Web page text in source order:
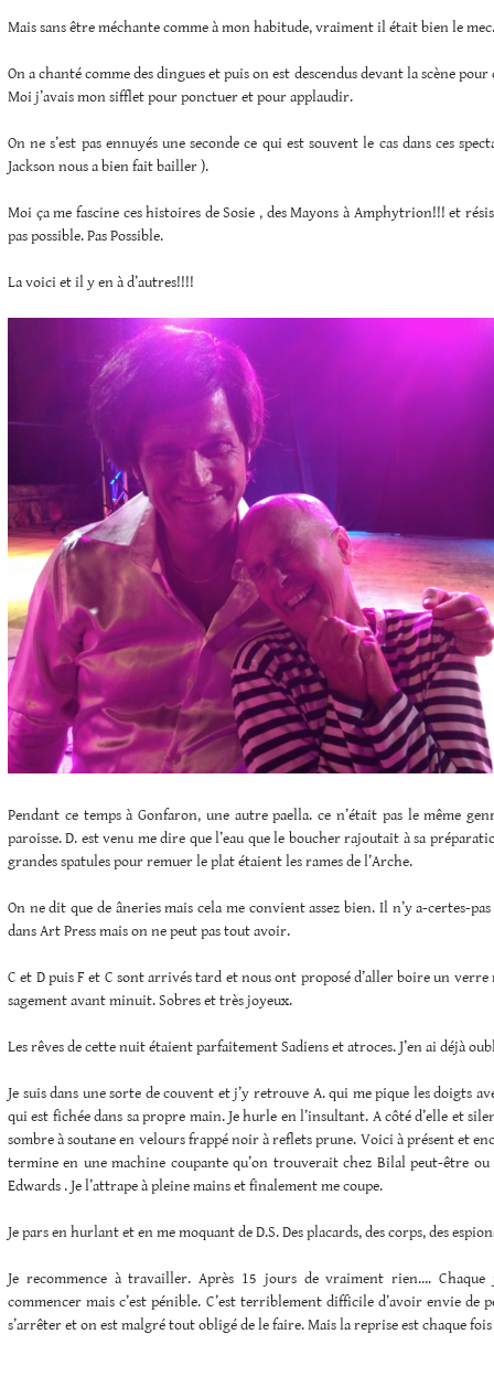
Mais sans être méchante comme à mon habitude, vraiment il était bien le mec.
On a chanté comme des dingues et puis on est descendus devant la scène
Moi j’avais mon sifflet pour ponctuer et pour applaudir.
On ne s’est pas ennuyés une seconde ce qui est souvent le cas dans ces
Jackson nous a bien fait bailler ).
Moi ça me fascine ces histoires de Sosie , des Mayons à Amphytrion!!! et
pas possible. Pas Possible.
La voici et il y en à d’autres!!!!
Pendant ce temps à Gonfaron, une autre paella. ce n’était pas le même
paroisse. D. est venu me dire que l’eau que le boucher rajoutait à sa
grandes spatules pour remuer le plat étaient les rames de l’Arche.
On ne dit que de âneries mais cela me convient assez bien. Il n’y a-certes-
dans Art Press mais on ne peut pas tout avoir.
C et D puis F et C sont arrivés tard et nous ont proposé d’aller boire un
sagement avant minuit. Sobres et très joyeux.
Les rêves de cette nuit étaient parfaitement Sadiens et atroces. J’en ai déjà
Je suis dans une sorte de couvent et j’y retrouve A. qui me pique les doigts
qui est fichée dans sa propre main. Je hurle en l’insultant. A côté d’elle et
sombre à soutane en velours frappé noir à reflets prune. Voici à présent et
termine en une machine coupante qu’on trouverait chez Bilal peut-être
Edwards . Je l’attrape à pleine mains et finalement me coupe.
Je pars en hurlant et en me moquant de D.S. Des placards, des corps, des
Je recommence à travailler. Après 15 jours de vraiment rien….
commencer mais c’est pénible. C’est terriblement difficile d’avoir envie de
s’arrêter et on est malgré tout obligé de le faire. Mais la reprise est chaque